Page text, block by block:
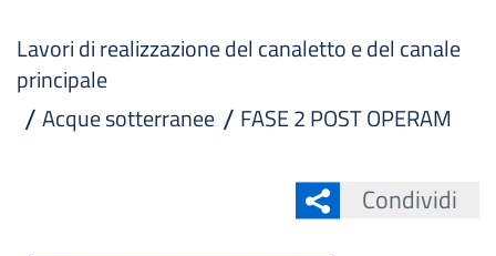
Lavori di realizzazione del canaletto e del canale
principale
Acque sotterranee
FASE 2 POST OPERAM
Condividi